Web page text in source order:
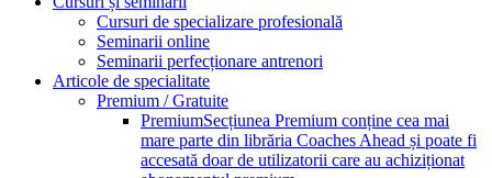
Cursuri de specializare profesională
Seminarii online
Seminarii perfecționare antrenori
Articole de specialitate
Premium / Gratuite
PremiumSecțiunea Premium conține cea mai
mare parte din librăria Coaches Ahead și poate fi
accesată doar de utilizatorii care au achiziționat